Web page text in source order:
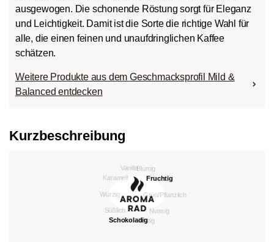
ausgewogen. Die schonende Röstung sorgt für Eleganz
und Leichtigkeit. Damit ist die Sorte die richtige Wahl für
alle, die einen feinen und unaufdringlichen Kaffee
schätzen.
Weitere Produkte aus dem Geschmacksprofil Mild &
Balanced entdecken
Kurzbeschreibung